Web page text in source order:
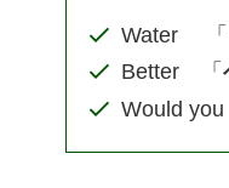
Water 「
Better 「
Would